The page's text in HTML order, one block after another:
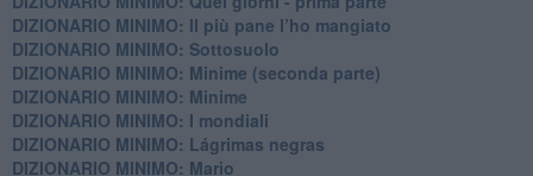
DIZIONARIO MINIMO: Il più pane l’ho mangiato
DIZIONARIO MINIMO: Sottosuolo
DIZIONARIO MINIMO: Minime (seconda parte)
DIZIONARIO MINIMO: Minime
DIZIONARIO MINIMO: ​I mondiali
DIZIONARIO MINIMO: ​Lágrimas negras
DIZIONARIO MINIMO: Mario